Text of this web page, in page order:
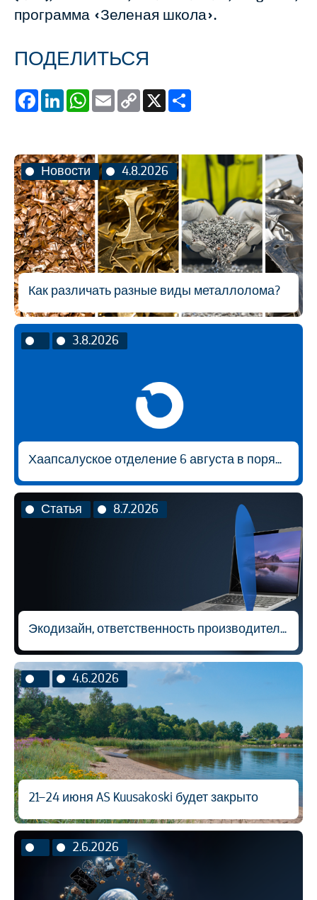
программа «Зеленая школа».
ПОДЕЛИТЬСЯ
FacebookLinkedInWhatsApp
Email
Copy
Новости 4.8.2026
Как различать разные виды металлолома?
3.8.2026
Хаапсалуское отделение 6 августа в порядке исключения будет открыто с 9:00 до 14:30.
Статья 8.7.2026
4.6.2026
21–24 июня AS Kuusakoski будет закрыто
2.6.2026